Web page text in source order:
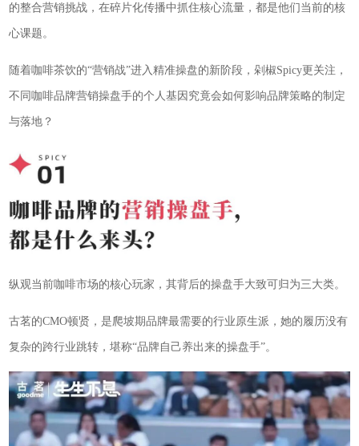
的整合营销挑战，在碎片化传播中抓住核心流量，都是他们当前的核
心课题。
随着咖啡茶饮的“营销战”进入精准操盘的新阶段，剁椒Spicy更关注，
不同咖啡品牌营销操盘手的个人基因究竟会如何影响品牌策略的制定
与落地？
纵观当前咖啡市场的核心玩家，其背后的操盘手大致可归为三大类。
古茗的CMO顿贤，是爬坡期品牌最需要的行业原生派，她的履历没有
复杂的跨行业跳转，堪称“品牌自己养出来的操盘手”。